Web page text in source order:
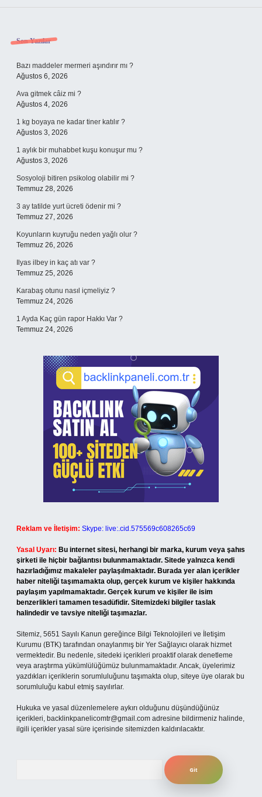
Sidebar
Son Yazılar
Bazı maddeler mermeri aşındırır mı ?
Ağustos 6, 2026
Ava gitmek câiz mi ?
Ağustos 4, 2026
1 kg boyaya ne kadar tiner katılır ?
Ağustos 3, 2026
1 aylık bir muhabbet kuşu konuşur mu ?
Ağustos 3, 2026
Sosyoloji bitiren psikolog olabilir mi ?
Temmuz 28, 2026
3 ay tatilde yurt ücreti ödenir mi ?
Temmuz 27, 2026
Koyunların kuyruğu neden yağlı olur ?
Temmuz 26, 2026
Ilyas ilbey in kaç atı var ?
Temmuz 25, 2026
Karabaş otunu nasıl içmeliyiz ?
Temmuz 24, 2026
1 Ayda Kaç gün rapor Hakkı Var ?
Temmuz 24, 2026
Reklam ve İletişim: Skype: live:.cid.575569c608265c69
Yasal Uyarı: Bu internet sitesi, herhangi bir marka, kurum veya şahıs
şirketi ile hiçbir bağlantısı bulunmamaktadır. Sitede yalnızca kendi
hazırladığımız makaleler paylaşılmaktadır. Burada yer alan içerikler
haber niteliği taşımamakta olup, gerçek kurum ve kişiler hakkında
paylaşım yapılmamaktadır. Gerçek kurum ve kişiler ile isim
benzerlikleri tamamen tesadüfidir. Sitemizdeki bilgiler taslak
halindedir ve tavsiye niteliği taşımazlar.
Sitemiz, 5651 Sayılı Kanun gereğince Bilgi Teknolojileri ve İletişim
Kurumu (BTK) tarafından onaylanmış bir Yer Sağlayıcı olarak hizmet
vermektedir. Bu nedenle, sitedeki içerikleri proaktif olarak denetleme
veya araştırma yükümlülüğümüz bulunmamaktadır. Ancak, üyelerimiz
yazdıkları içeriklerin sorumluluğunu taşımakta olup, siteye üye olarak bu
sorumluluğu kabul etmiş sayılırlar.
Hukuka ve yasal düzenlemelere aykırı olduğunu düşündüğünüz
içerikleri, backlinkpanelicomtr@gmail.com adresine bildirmeniz halinde,
ilgili içerikler yasal süre içerisinde sitemizden kaldırılacaktır.